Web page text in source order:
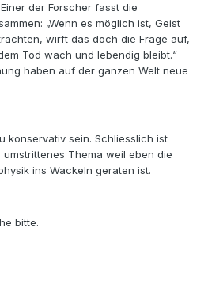
der Forscher fasst die
„Wenn es möglich ist, Geist
wirft das doch die Frage auf,
Tod wach und lebendig bleibt.“
haben auf der ganzen Welt neue
konservativ sein. Schliesslich ist
Thema weil eben die
ins Wackeln geraten ist.
bitte.